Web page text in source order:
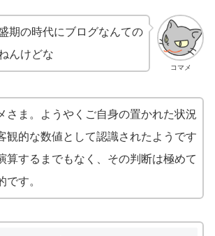
コマメ
期の時代にブログなんての
んけどな
さま。ようやくご自身の置かれた状況
観的な数値として認識されたようです
算するまでもなく、その判断は極めて
です。